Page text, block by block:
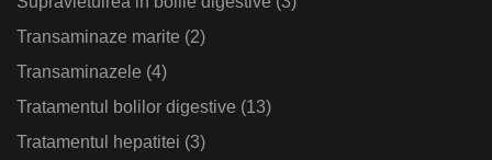
Transaminaze marite (2)
Transaminazele (4)
Tratamentul bolilor digestive (13)
Tratamentul hepatitei (3)